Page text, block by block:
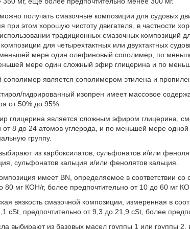
можно получать смазочные композиции для судовых
при этом хорошую чистоту двигателя, в частности
традиционных смазочных композиций
для четырехтактных или двухтактных
мере один олефиновый сополимер, по
мере один сложный эфир глицерина и по
является сополимером этилена и
гидрированный изопрен имеет массовое
от 50% до 95%.
глицерина является сложным эфиром глицерина,
8 до 24 атомов углерода, и по меньшей мере
группу.
из карбоксилатов, сульфонатов и/или
сульфонатов кальция и/или фенолятов кальция.
имеет BN, определяемое в соответствии
80 мг КОН/г, более предпочтительно от 10 до 60 мг
вязкость смазочной композиции, измеренная в
cSt, предпочтительно от 9,3 до 21,9 cSt, более
выбирают из базовых масел группы 1 или группы 2,